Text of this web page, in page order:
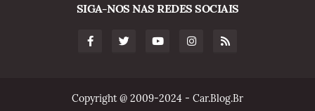
SIGA-NOS NAS REDES SOCIAIS
Copyright @ 2009-2024 - Car.Blog.Br